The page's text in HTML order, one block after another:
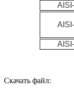
Скачать файл: